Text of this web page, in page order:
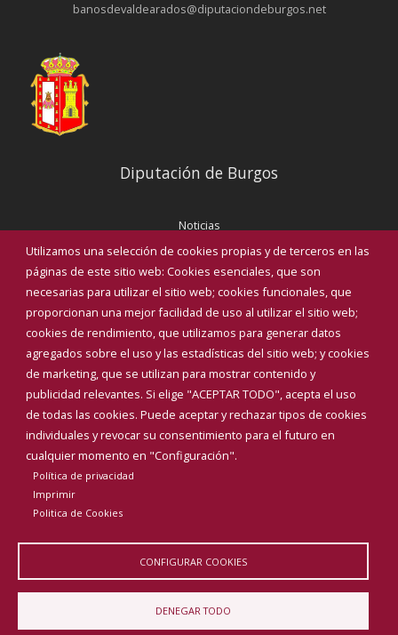
Utilizamos una selección de cookies propias y de terceros en las
páginas de este sitio web: Cookies esenciales, que son
necesarias para utilizar el sitio web; cookies funcionales, que
proporcionan una mejor facilidad de uso al utilizar el sitio web;
cookies de rendimiento, que utilizamos para generar datos
agregados sobre el uso y las estadísticas del sitio web; y cookies
de marketing, que se utilizan para mostrar contenido y
publicidad relevantes. Si elige "ACEPTAR TODO", acepta el uso
de todas las cookies. Puede aceptar y rechazar tipos de cookies
individuales y revocar su consentimiento para el futuro en
cualquier momento en "Configuración".
Política de privacidad
Imprimir
Politica de Cookies
CONFIGURAR COOKIES
DENEGAR TODO
banosdevaldearados@diputaciondeburgos.net
Diputación de Burgos
Noticias
Eventos
Corporación Municipal
Teléfonos de interés
INICIAR SESIÓN
MAPA WEB